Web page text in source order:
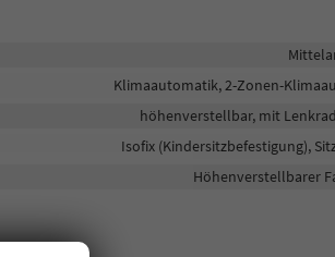
Klimaautomatik, 2-Zonen-
höhenverstellbar, mit
Isofix (Kindersitzbefestigung),
Höhenverstellbarer